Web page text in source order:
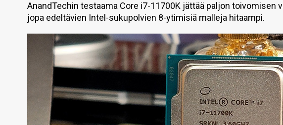
AnandTechin testaama Core i7-11700K jättää paljon toivomisen
jopa edeltävien Intel-sukupolvien 8-ytimisiä malleja hitaampi.